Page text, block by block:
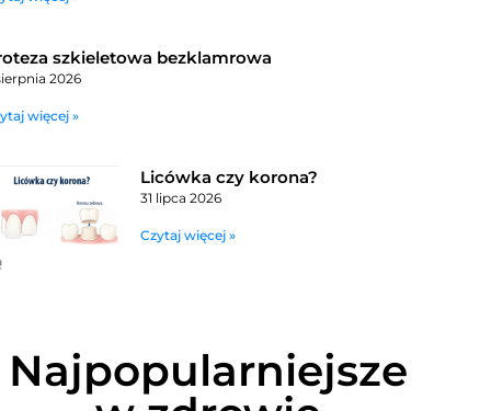
szkieletowa bezklamrowa
2026
więcej »
Licówka czy korona?
31 lipca 2026
Czytaj więcej »
Najpopularniejsze